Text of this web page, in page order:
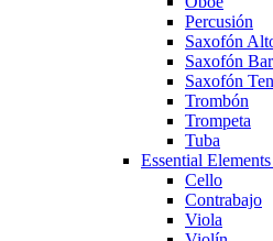
Percusión
Saxofón
Saxofón
Saxofón
Trombón
Trompeta
Tuba
Essential
Cello
Contrabajo
Viola